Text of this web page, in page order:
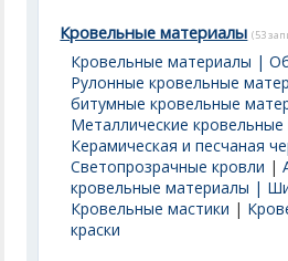
Кровельные материалы (53
Кровельные материалы |
Рулонные кровельные
битумные кровельные
Металлические
Керамическая и песчаная
Светопрозрачные кровли |
кровельные материалы |
Кровельные мастики |
краски